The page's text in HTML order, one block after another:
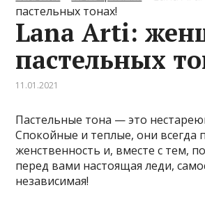
пастельных тонах!
Lana Arti:
пастельных
11.01.2021
Пастельные тона — это
Спокойные и теплые, они всегда
женственность и, вместе с тем,
перед вами настоящая леди,
независимая!